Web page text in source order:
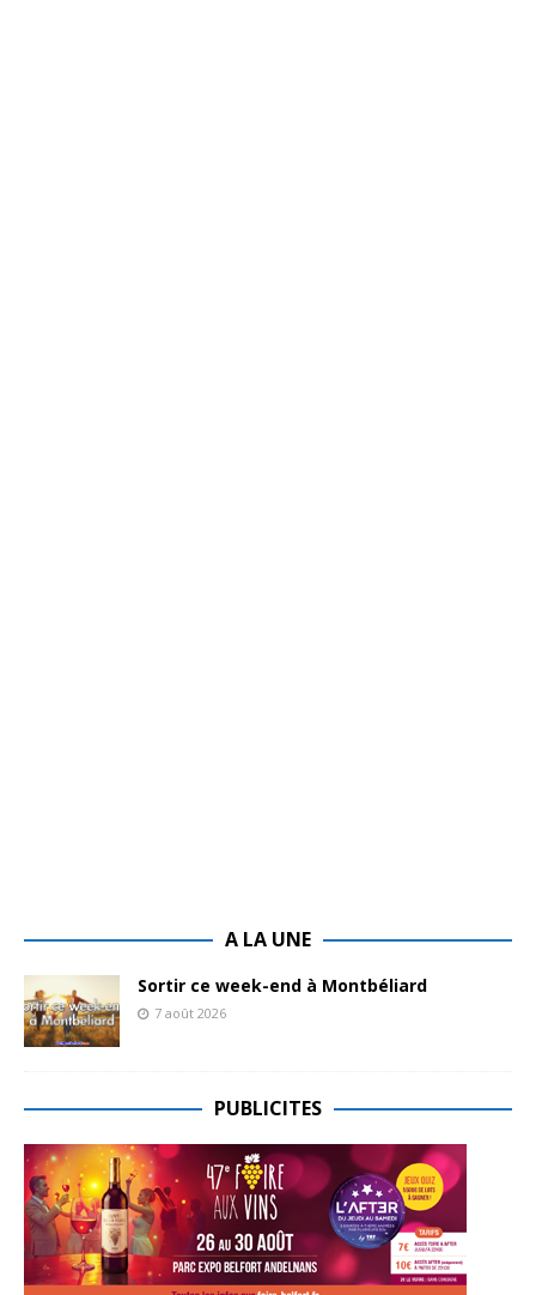
A LA UNE
Sortir ce week-end à Montbéliard
7 août 2026
PUBLICITES